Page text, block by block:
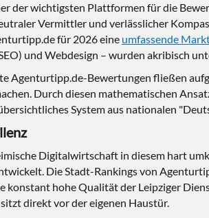
der wichtigsten Plattformen für die
Vermittler und verlässlicher
für 2026 eine umfassende
und Webdesign – wurden akribisch
Agenturtipp.de-Bewertungen fließen
Durch diesen mathematischen
System aus nationalen
Digitalwirtschaft in diesem hart
Die Stadt-Rankings von
hohe Qualität der Leipziger
direkt vor der eigenen Haustür.